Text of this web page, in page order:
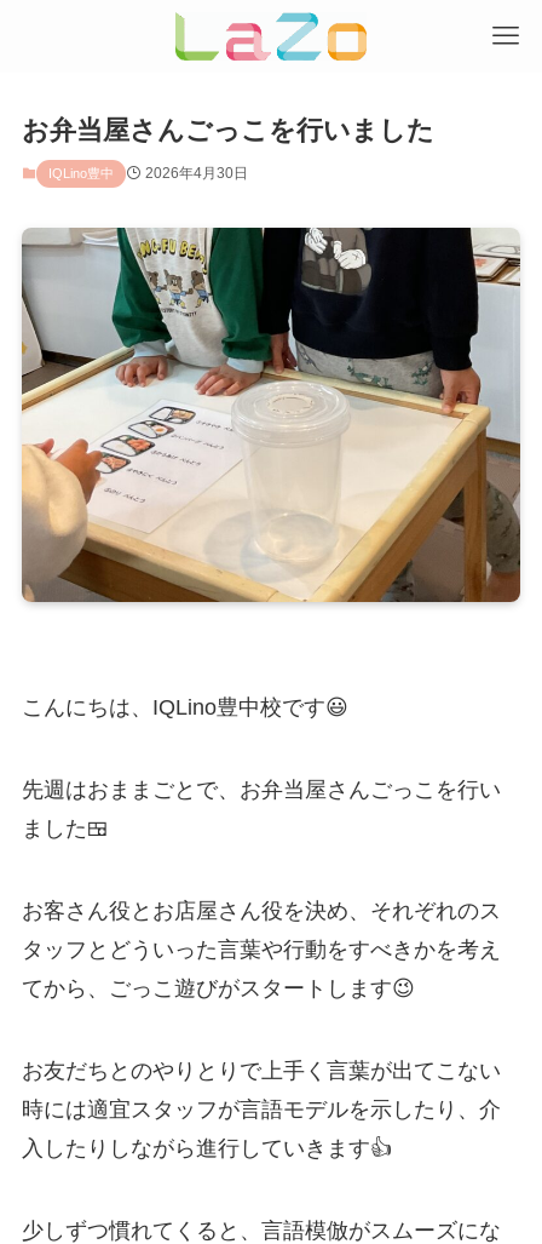
お弁当屋さんごっこを行いました
IQLino豊中 2026年4月30日
こんにちは、IQLino豊中校です😃
先週はおままごとで、お弁当屋さんごっこを行い
ました🍱
お客さん役とお店屋さん役を決め、それぞれのス
タッフとどういった言葉や行動をすべきかを考え
てから、ごっこ遊びがスタートします😉
お友だちとのやりとりで上手く言葉が出てこない
時には適宜スタッフが言語モデルを示したり、介
入したりしながら進行していきます👍
少しずつ慣れてくると、言語模倣がスムーズにな